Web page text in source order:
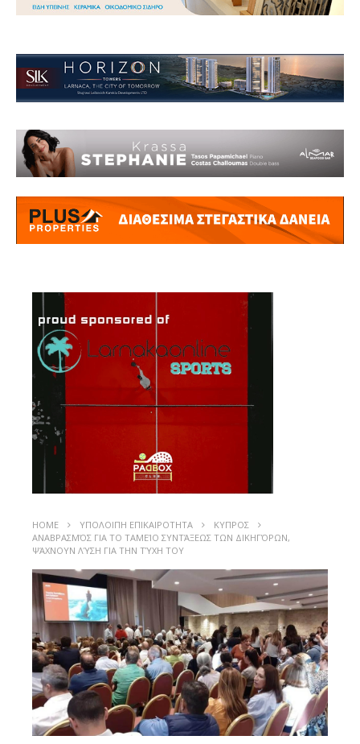
HOME ΥΠΟΛΟΙΠΗ ΕΠΙΚΑΙΡΟΤΗΤΑ
ΚΥΠΡΟΣ
ΑΝΑΒΡΑΣΜΌΣ ΓΙΑ ΤΟ ΤΑΜΕΊΟ ΣΥΝΤΆΞΕΩΣ ΤΩΝ ΔΙΚΗΓΌΡΩΝ,
ΨΆΧΝΟΥΝ ΛΎΣΗ ΓΙΑ ΤΗΝ ΤΎΧΗ ΤΟΥ